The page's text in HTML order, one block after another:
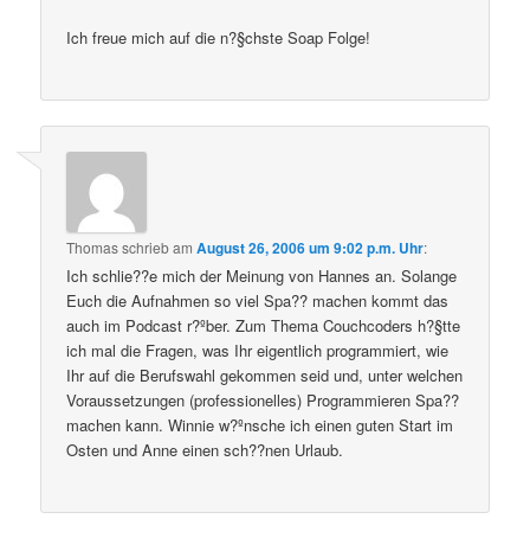
Ich freue mich auf die n?§chste Soap Folge!
ThomasschriebamAugust 26, 2006 um 9:02 p.m. Uhr:
Ich schlie??e mich der Meinung von Hannes an. Solange
Euch die Aufnahmen so viel Spa?? machen kommt das
auch im Podcast r?ºber. Zum Thema Couchcoders h?§tte
ich mal die Fragen, was Ihr eigentlich programmiert, wie
Ihr auf die Berufswahl gekommen seid und, unter welchen
Voraussetzungen (professionelles) Programmieren Spa??
machen kann. Winnie w?ºnsche ich einen guten Start im
Osten und Anne einen sch??nen Urlaub.